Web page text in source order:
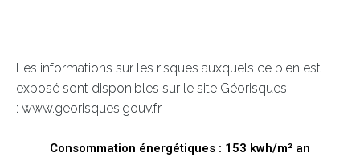
Les informations sur les risques auxquels ce bien est
exposé sont disponibles sur le site Géorisques
: www.georisques.gouv.fr
Consommation énergétiques : 153 kwh/m² an